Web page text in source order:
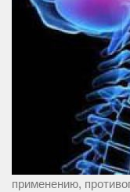
применению,